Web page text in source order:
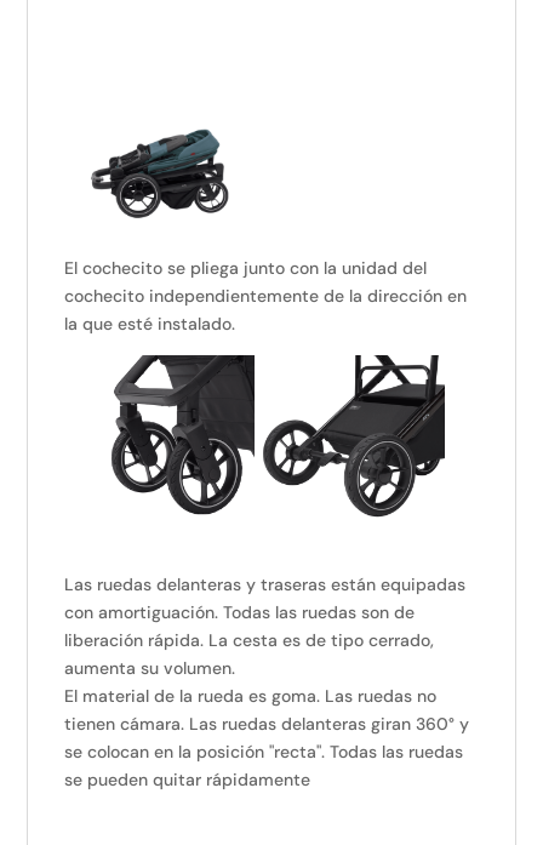
El cochecito se pliega junto con la unidad del
cochecito independientemente de la dirección en
la que esté instalado.
Las ruedas delanteras y traseras están equipadas
con amortiguación. Todas las ruedas son de
liberación rápida. La cesta es de tipo cerrado,
aumenta su volumen.
El material de la rueda es goma. Las ruedas no
tienen cámara. Las ruedas delanteras giran 360° y
se colocan en la posición "recta". Todas las ruedas
se pueden quitar rápidamente